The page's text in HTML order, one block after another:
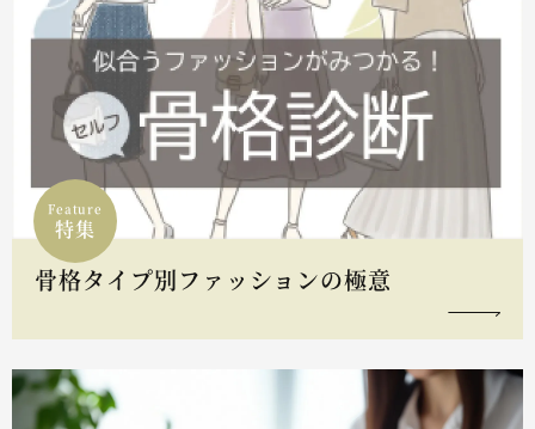
Feature
特集
骨格タイプ別ファッションの極意